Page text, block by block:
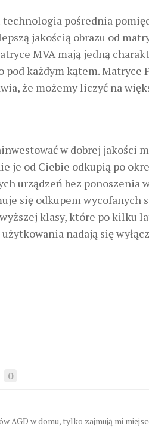
pośrednia
jakością obrazu od
MVA mają jedną
każdym kątem. Matryce
że możemy liczyć na
w dobrej
je od Ciebie odkupią po
urządzeń bez ponoszenia
się odkupem wycofanych
klasy, które po kilku
nadają się
0
AGD w domu, tylko zajmują mi